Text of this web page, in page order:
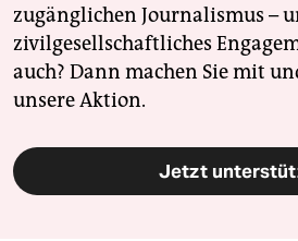
zugänglichen Journalismus –
zivilgesellschaftliches
auch? Dann machen Sie mit
unsere Aktion.
Jetzt